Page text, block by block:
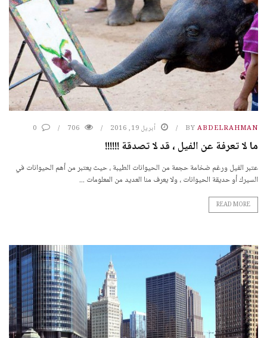
BY ABDELRAHMAN أبريل 19, 2016 706
0
ما لا تعرفة عن الفيل ، قد لا تصدقة !!!!!!
عتبر الفيل ورغم ضخامة حجمة من الحيوانات الطيبة ، حيث يعتبر من أهم الحيوانات في
السيرك أو حديقة الحيوانات ، ولا يعرف منا العديد من المعلومات ...
READ MORE